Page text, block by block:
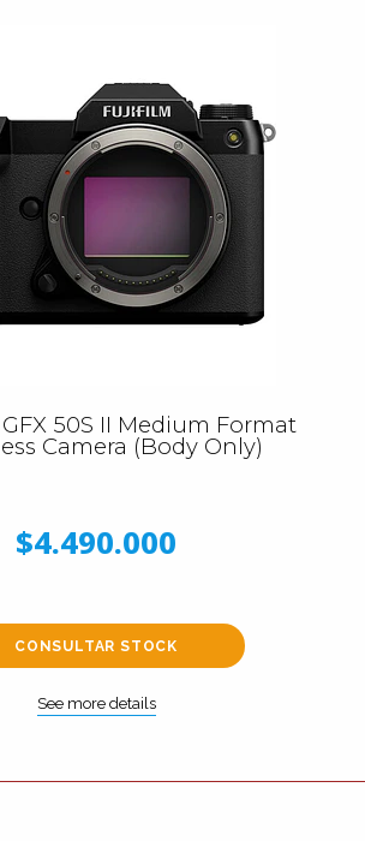
GFX 50S II Medium Format
Camera (Body Only)
$4.490.000
CONSULTAR STOCK
See more details